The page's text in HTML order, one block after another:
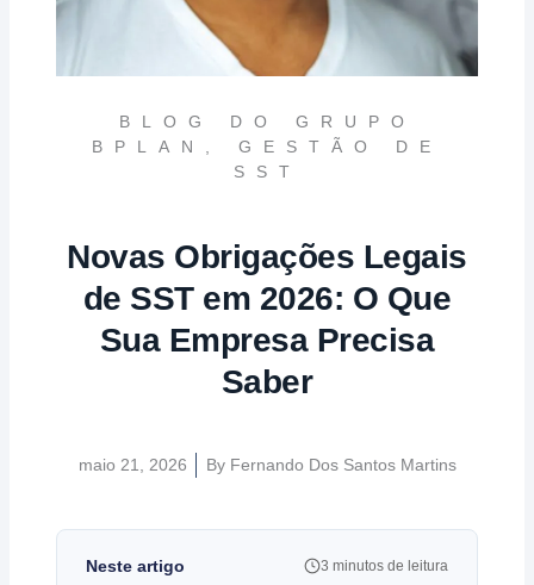
BLOG DO GRUPO
BPLAN , GESTÃO DE
SST
Novas Obrigações Legais
de SST em 2026: O Que
Sua Empresa Precisa
Saber
maio 21, 2026 ByFernando Dos Santos Martins
Neste artigo 3 minutos de leitura